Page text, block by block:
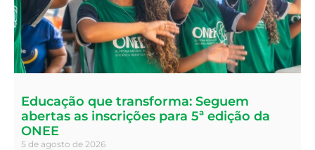
Educação que transforma: Seguem
abertas as inscrições para 5ª edição da
ONEE
5 de agosto de 2026